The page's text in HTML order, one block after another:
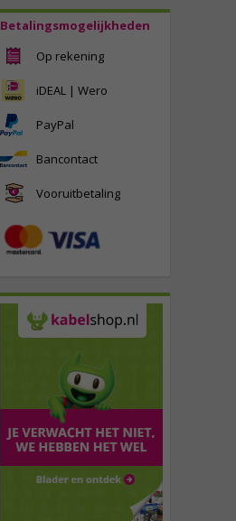
Betalingsmogelijkheden
Op rekening
iDEAL | Wero
PayPal
Bancontact
Vooruitbetaling